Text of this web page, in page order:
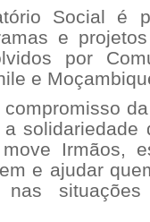
Social é
e
por
e
da
solidariedade
Irmãos,
e ajudar
nas